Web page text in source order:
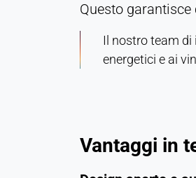
Questo
Il nostro team
energetici e ai
Vantaggi in